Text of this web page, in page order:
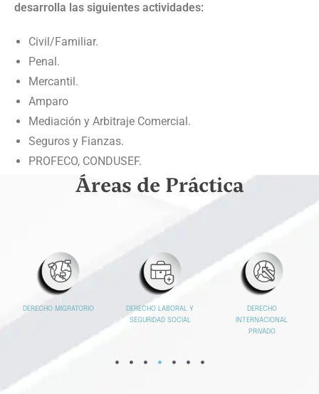
desarrolla las siguientes actividades:
Civil/Familiar.
Penal.
Mercantil.
Amparo
Mediación y Arbitraje Comercial.
Seguros y Fianzas.
PROFECO, CONDUSEF.
Áreas de Práctica
DERECHO MIGRATORIO
DERECHO LABORAL Y
SEGURIDAD SOCIAL
DERECHO
INTERNACIONAL
PRIVADO